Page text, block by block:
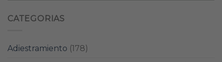
CATEGORIAS
Adiestramiento (178)